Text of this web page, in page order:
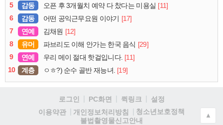
5
감동 오픈 후 3개월치 예약 다 찼다는 미용실 [11]
6
감동 어떤 공익근무요원 이야기 [17]
7
연예 김채원 [12]
8
유머 파브리도 이해 안가는 한국 음식 [29]
9
연예 우리 메이 절대 핫걸입니다. [11]
10
계층 ㅇㅎ?) 순수 골반 재능녀. [19]
로그인 PC화면 퀵링크
설정
이용약관
개인정보처리방침
청소년보호정책
불법촬영물신고안내
▲